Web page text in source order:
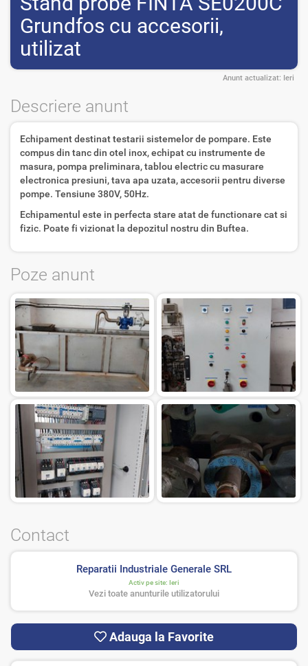
Grundfos cu accesorii,
utilizat
Anunt actualizat: Ieri
Descriere anunt
Echipament destinat testarii sistemelor de pompare. Este
compus din tanc din otel inox, echipat cu instrumente de
masura, pompa preliminara, tablou electric cu masurare
electronica presiuni, tava apa uzata, accesorii pentru diverse
pompe. Tensiune 380V, 50Hz.
Echipamentul este in perfecta stare atat de functionare cat si
fizic. Poate fi vizionat la depozitul nostru din Buftea.
Poze anunt
Contact
Reparatii Industriale Generale SRL
Activ pe site: Ieri
Vezi toate anunturile utilizatorului
Adauga la Favorite